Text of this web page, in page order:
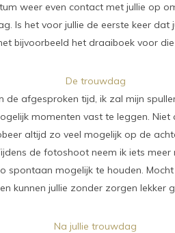
weer even contact met jullie op
Is het voor jullie de eerste keer
bijvoorbeeld het draaiboek voor
De trouwdag
afgesproken tijd, ik zal mijn
momenten vast te leggen.
altijd zo veel mogelijk op de
de fotoshoot neem ik iets
spontaan mogelijk te houden.
kunnen jullie zonder zorgen lekker
Na jullie trouwdag